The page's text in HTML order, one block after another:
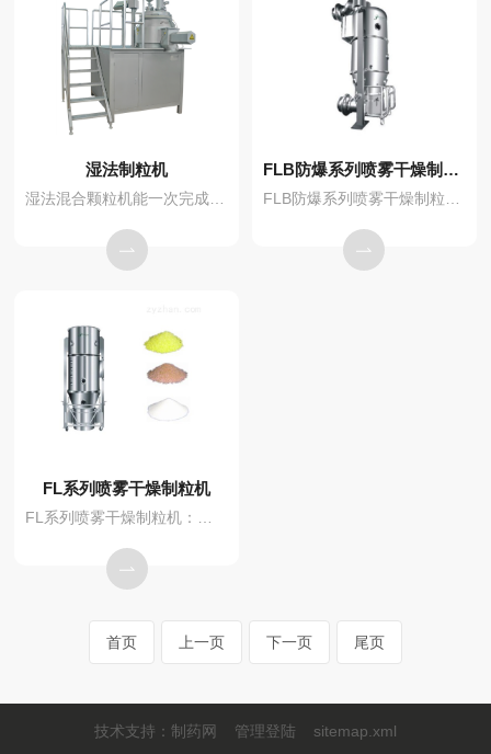
湿法制粒机 FLB防爆系列喷雾干燥制粒机
FL系列喷雾干燥制粒机
首页 上一页 下一页 尾页
技术支持： 制药网 管理登陆 sitemap.xml